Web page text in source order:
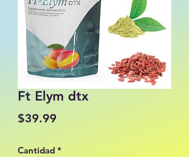
Ft Elym dtx
$39.99
Cantidad *